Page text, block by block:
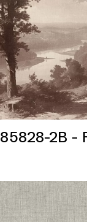
85828-2B -